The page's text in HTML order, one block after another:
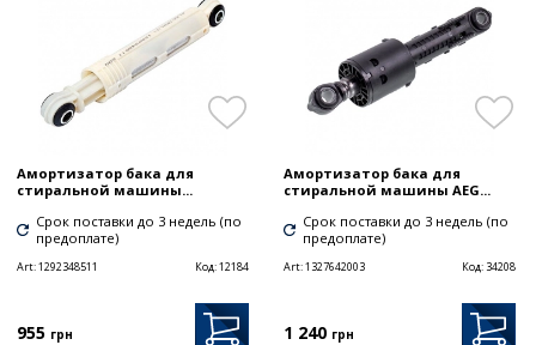
Амортизатор бака для
стиральной машины...
Срок поставки до 3 недель (по
предоплате)
Art:1292348511 Код:12184
955 грн
Амортизатор бака для
стиральной машины AEG...
Срок поставки до 3 недель (по
предоплате)
Art:1327642003 Код: 34208
1 240 грн